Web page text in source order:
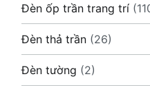
Đèn ốp trần trang trí
Đèn thả trần (26)
Đèn tường (2)